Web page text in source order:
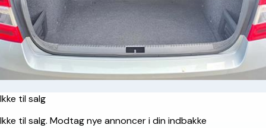
Ikke til salg
Ikke til salg. Modtag nye annoncer i din indbakke